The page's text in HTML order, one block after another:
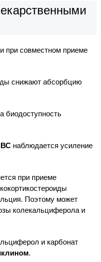
при совместном приеме
снижают абсорбцию
биодоступность
наблюдается усиление
при приеме
Поэтому может
колекальциферола и
и карбонат
.